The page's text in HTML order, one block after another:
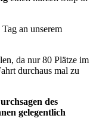
an unserem
da nur 80 Plätze im
durchaus mal zu
des
gelegentlich